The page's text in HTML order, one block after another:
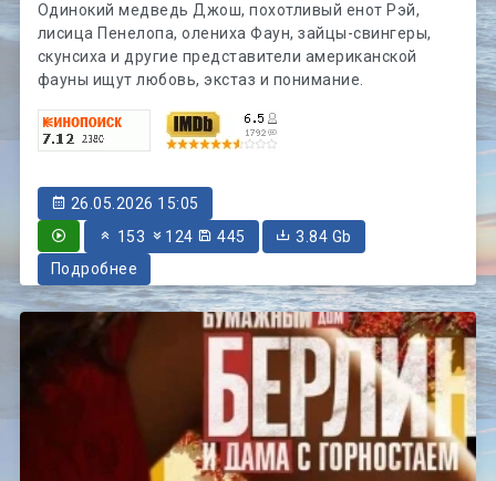
Одинокий медведь Джош, похотливый енот Рэй,
лисица Пенелопа, олениха Фаун, зайцы-свингеры,
скунсиха и другие представители американской
фауны ищут любовь, экстаз и понимание.
26.05.2026 15:05
153
124 445
3.84 Gb
Подробнее